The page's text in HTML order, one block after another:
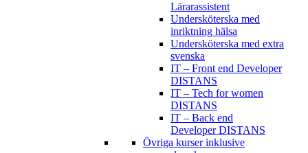
Lärarassistent
Undersköterska med
inriktning hälsa
Undersköterska med extra
svenska
IT – Front end Developer
DISTANS
IT – Tech for women
DISTANS
IT – Back end
Developer DISTANS
Övriga kurser inklusive